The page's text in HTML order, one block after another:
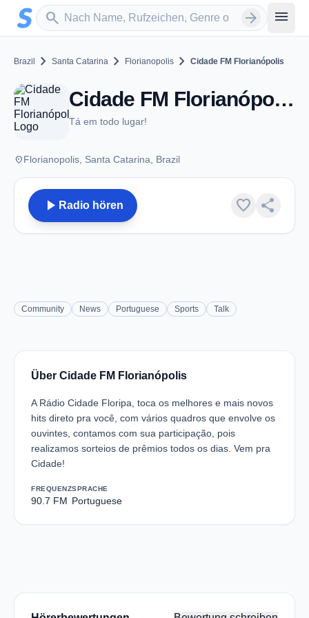
Zum Hauptinhalt springen
search
Sender suchen arrow_forward menu
Brazil chevron_right Santa Catarina chevron_right Florianopolis chevron_right Cidade FM Florianópolis
Cidade FM Florianópolis - FM 90.7 - Florianopolis
Tá em todo lugar!
placeFlorianopolis, Santa Catarina, Brazil
play_arrow Radio hören favorite share
Community News Portuguese Sports Talk
Über Cidade FM Florianópolis
A Rádio Cidade Floripa, toca os melhores e mais novos
hits direto pra você, com vários quadros que envolve os
ouvintes, contamos com sua participação, pois
realizamos sorteios de prêmios todos os dias. Vem pra
Cidade!
FREQUENZ
90.7 FM
SPRACHE
Portuguese